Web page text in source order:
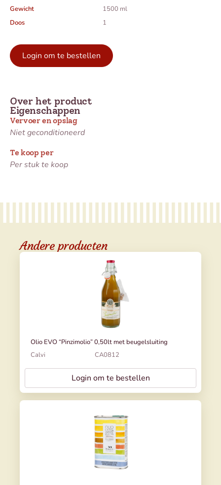
Gewicht
1500 ml
Doos
1
Login om te bestellen
Eigenschappen
Vervoer en opslag
Niet geconditioneerd
Te koop per
Per stuk te koop
Over het product
Andere producten
Olio EVO “Pinzimolio” 0,50lt met beugelsluiting
Calvi
CA0812
Login om te bestellen